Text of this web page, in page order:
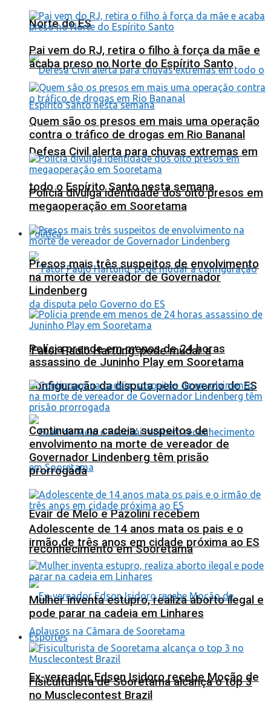
Norte do ES
Defesa Civil alerta para chuvas extremas em
todo o Espírito Santo nesta semana
Política
‘Fator Paulo Hartung’ pode mudar a
configuração da disputa pelo Governo do ES
Evair de Melo e Pazolini recebem
reconhecimento em Sooretama
Ex-vereador Edson Isidoro recebe Moção de
Pai vem do RJ, retira o filho à força da mãe e
acaba preso no Norte do Espírito Santo
Quem são os presos em mais uma operação
contra o tráfico de drogas em Rio Bananal
Polícia divulga identidade dos oito presos em
megaoperação em Sooretama
Presos mais três suspeitos de envolvimento
na morte de vereador de Governador
Lindenberg
Polícia prende em menos de 24 horas
assassino de Juninho Play em Sooretama
Continuam na cadeia: suspeitos de
envolvimento na morte de vereador de
Governador Lindenberg têm prisão
prorrogada
Adolescente de 14 anos mata os pais e o
irmão de três anos em cidade próxima ao ES
Mulher inventa estupro, realiza aborto ilegal e
pode parar na cadeia em Linhares
Esportes
Fisiculturista de Sooretama alcança o top 3
no Musclecontest Brazil